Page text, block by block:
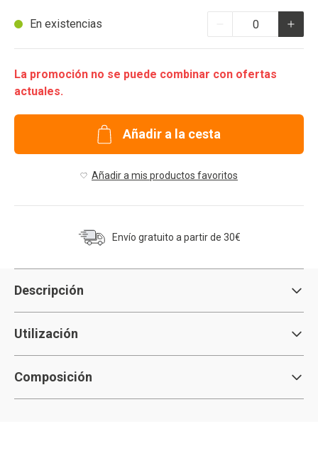
En existencias
La promoción no se puede combinar con ofertas
actuales.
Añadir a la cesta
Añadir a mis productos favoritos
Envío gratuito a partir de 30€
Descripción
Utilización
Composición